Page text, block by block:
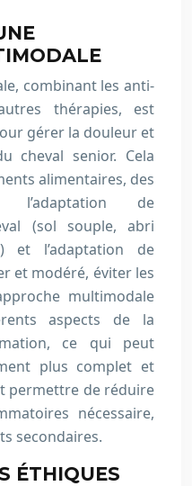
combinant les anti-
thérapies, est
gérer la douleur et
cheval senior. Cela
alimentaires, des
l’adaptation de
(sol souple, abri
et l’adaptation de
et modéré, éviter les
multimodale
aspects de la
ce qui peut
plus complet et
permettre de réduire
nécessaire,
secondaires.
ÉTHIQUES